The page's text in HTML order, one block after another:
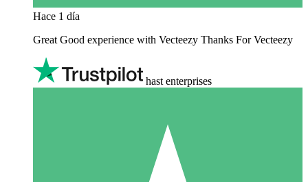
Hace 1 día
Great Good experience with Vecteezy Thanks For Vecteezy
hast enterprises